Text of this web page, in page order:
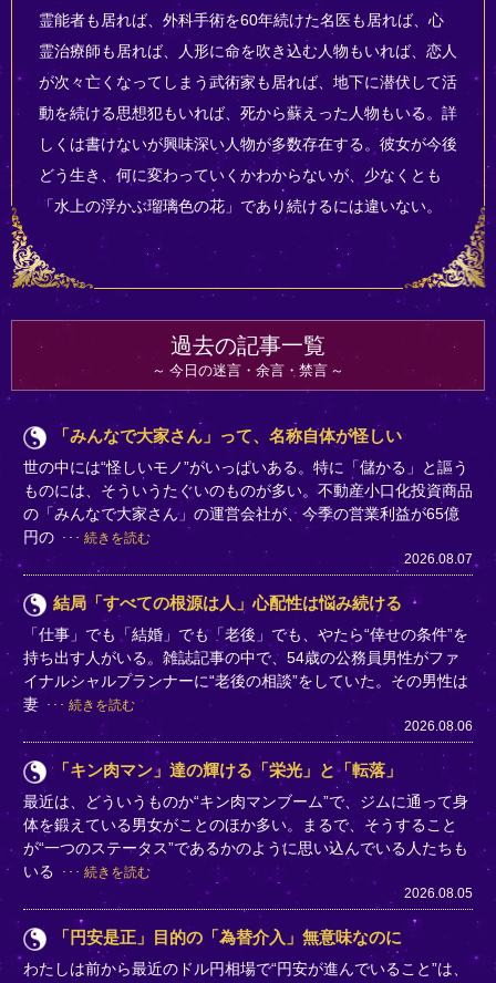
霊能者も居れば、外科手術を60年続けた名医も居れば、心
霊治療師も居れば、人形に命を吹き込む人物もいれば、恋人
が次々亡くなってしまう武術家も居れば、地下に潜伏して活
動を続ける思想犯もいれば、死から蘇えった人物もいる。詳
しくは書けないが興味深い人物が多数存在する。彼女が今後
どう生き、何に変わっていくかわからないが、少なくとも
「水上の浮かぶ瑠璃色の花」であり続けるには違いない。
過去の記事一覧
今日の迷言・余言・禁言
「みんなで大家さん」って、名称自体が怪しい
世の中には“怪しいモノ”がいっぱいある。特に「儲かる」と謳う
ものには、そういうたぐいのものが多い。不動産小口化投資商品
の「みんなで大家さん」の運営会社が、今季の営業利益が65億
円の
続きを読む
2026.08.07
結局「すべての根源は人」心配性は悩み続ける
「仕事」でも「結婚」でも「老後」でも、やたら“倖せの条件”を
持ち出す人がいる。雑誌記事の中で、54歳の公務員男性がファ
イナルシャルプランナーに“老後の相談”をしていた。その男性は
妻
続きを読む
2026.08.06
「キン肉マン」達の輝ける「栄光」と「転落」
最近は、どういうものか“キン肉マンブーム”で、ジムに通って身
体を鍛えている男女がことのほか多い。まるで、そうすること
が“一つのステータス”であるかのように思い込んでいる人たちも
いる
続きを読む
2026.08.05
「円安是正」目的の「為替介入」無意味なのに
わたしは前から最近のドル円相場で“円安が進んでいること”は、